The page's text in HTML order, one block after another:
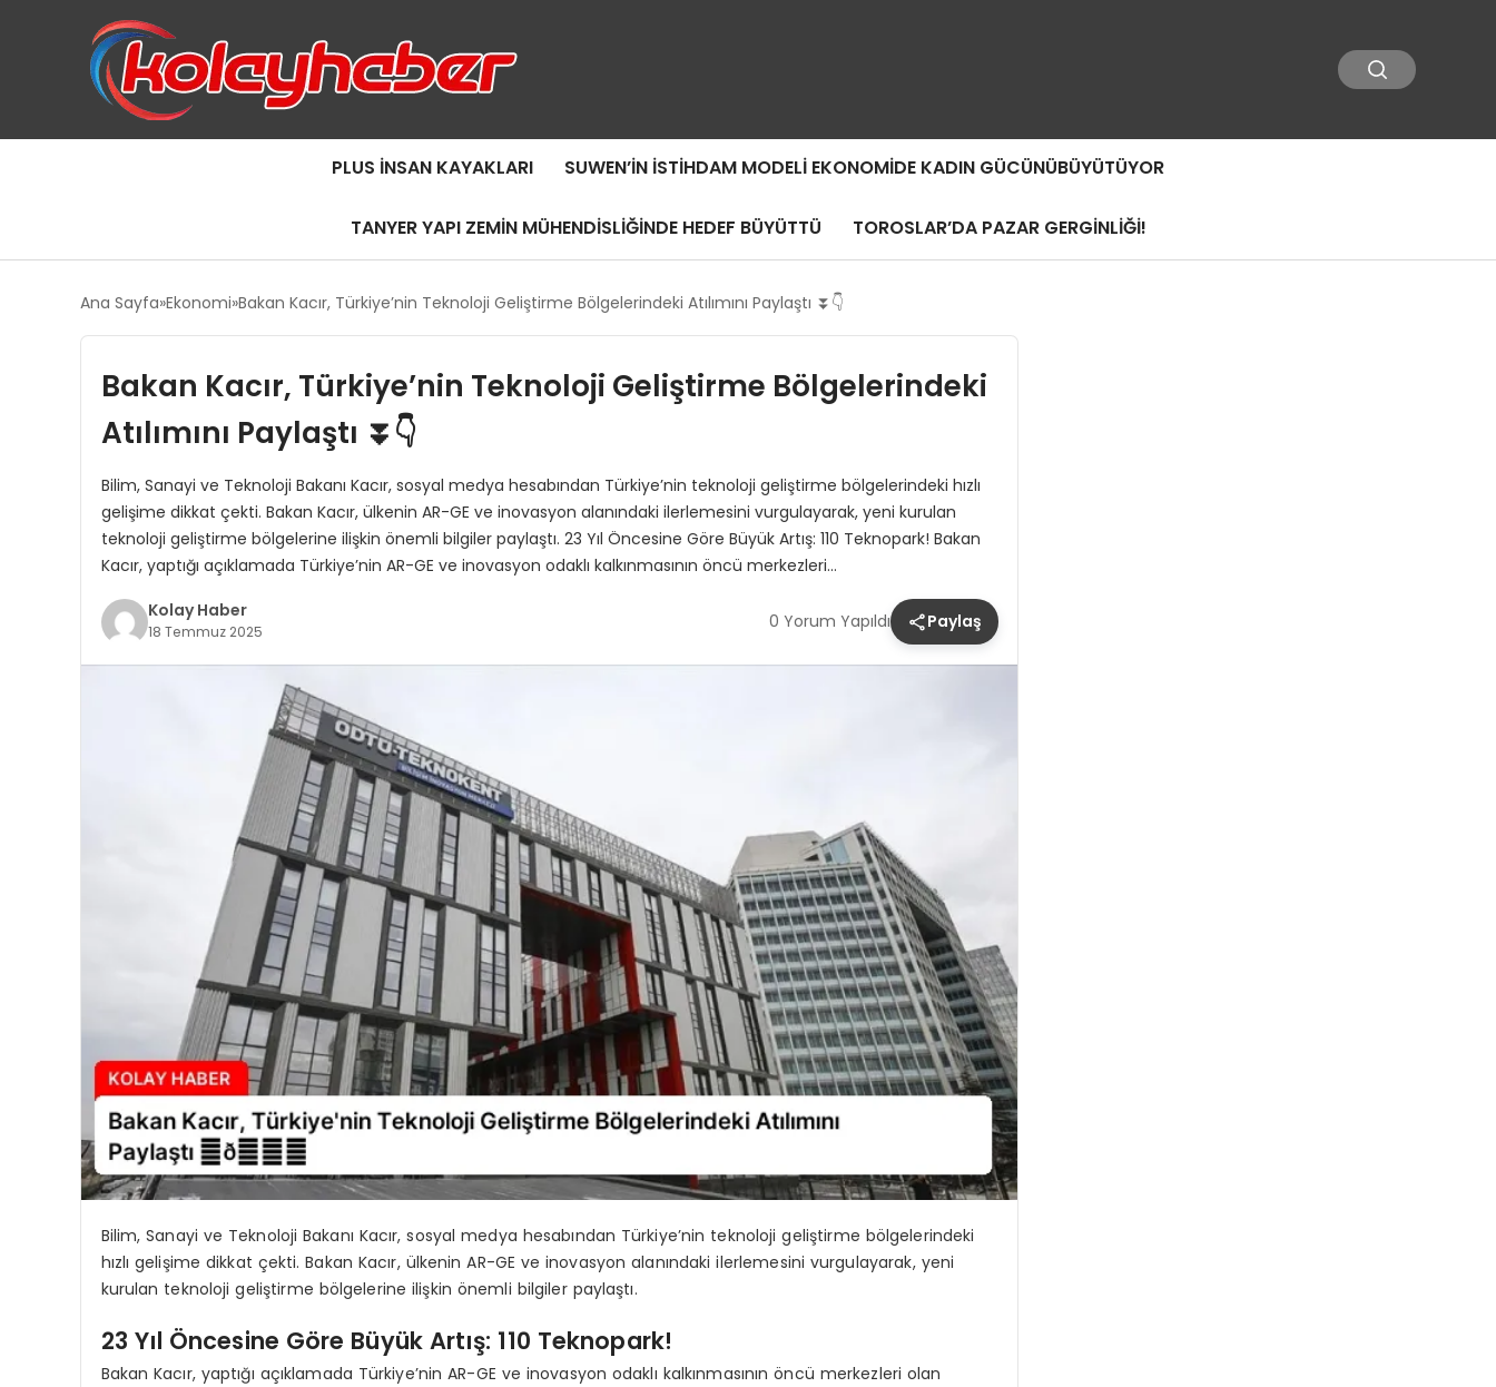
PLUS İNSAN KAYAKLARI SUWEN’IN İSTIHDAM MODELI EKONOMIDE KADIN GÜCÜNÜBÜYÜTÜYOR
TANYER YAPI ZEMIN MÜHENDISLIĞINDE HEDEF BÜYÜTTÜ TOROSLAR’DA PAZAR GERGİNLİĞİ!
Ana Sayfa Ekonomi Bakan Kacır, Türkiye’nin Teknoloji Geliştirme Bölgelerindeki Atılımını Paylaştı ⏬👇
Bakan Kacır, Türkiye’nin Teknoloji Geliştirme Bölgelerindeki
Atılımını Paylaştı ⏬👇
Bilim, Sanayi ve Teknoloji Bakanı Kacır, sosyal medya hesabından Türkiye’nin teknoloji geliştirme bölgelerindeki hızlı
gelişime dikkat çekti. Bakan Kacır, ülkenin AR-GE ve inovasyon alanındaki ilerlemesini vurgulayarak, yeni kurulan
teknoloji geliştirme bölgelerine ilişkin önemli bilgiler paylaştı. 23 Yıl Öncesine Göre Büyük Artış: 110 Teknopark! Bakan
Kacır, yaptığı açıklamada Türkiye’nin AR-GE ve inovasyon odaklı kalkınmasının öncü merkezleri…
Kolay Haber
18 Temmuz 2025 0 Yorum Yapıldı Paylaş
Bilim, Sanayi ve Teknoloji Bakanı Kacır, sosyal medya hesabından Türkiye’nin teknoloji geliştirme bölgelerindeki
hızlı gelişime dikkat çekti. Bakan Kacır, ülkenin AR-GE ve inovasyon alanındaki ilerlemesini vurgulayarak, yeni
kurulan teknoloji geliştirme bölgelerine ilişkin önemli bilgiler paylaştı.
23 Yıl Öncesine Göre Büyük Artış: 110 Teknopark!
Bakan Kacır, yaptığı açıklamada Türkiye’nin AR-GE ve inovasyon odaklı kalkınmasının öncü merkezleri olan